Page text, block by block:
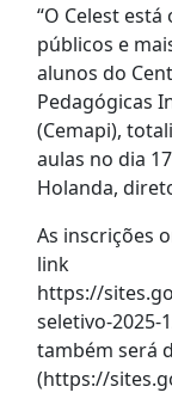
“O Celest
públicos e
alunos do
Pedagógicas
(Cemapi),
aulas no dia
Holanda,
As inscrições
link
https://
seletivo-2025-
também será
(https://